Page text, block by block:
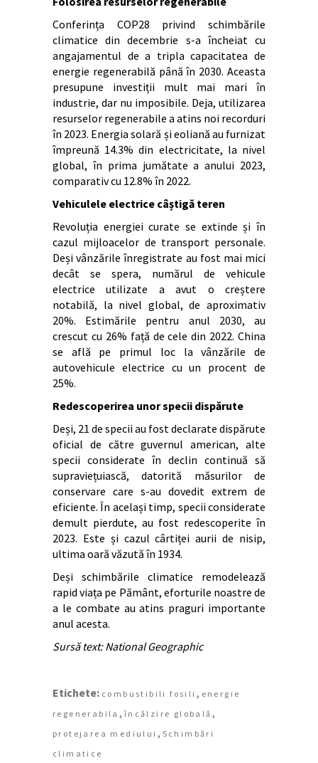
Conferința COP28 privind schimbările
climatice din decembrie s-a încheiat cu
angajamentul de a tripla capacitatea de
energie regenerabilă până în 2030. Aceasta
presupune investiții mult mai mari în
industrie, dar nu imposibile. Deja, utilizarea
resurselor regenerabile a atins noi recorduri
în 2023. Energia solară și eoliană au furnizat
împreună 14.3% din electricitate, la nivel
global, în prima jumătate a anului 2023,
comparativ cu 12.8% în 2022.
Vehiculele electrice câștigă teren
Revoluția energiei curate se extinde și în
cazul mijloacelor de transport personale.
Deși vânzările înregistrate au fost mai mici
decât se spera, numărul de vehicule
electrice utilizate a avut o creștere
notabilă, la nivel global, de aproximativ
20%. Estimările pentru anul 2030, au
crescut cu 26% față de cele din 2022. China
se află pe primul loc la vânzările de
autovehicule electrice cu un procent de
25%.
Redescoperirea unor specii dispărute
Deși, 21 de specii au fost declarate dispărute
oficial de către guvernul american, alte
specii considerate în declin continuă să
supraviețuiască, datorită măsurilor de
conservare care s-au dovedit extrem de
eficiente. În același timp, specii considerate
demult pierdute, au fost redescoperite în
2023. Este și cazul cârtiței aurii de nisip,
ultima oară văzută în 1934.
Deși schimbările climatice remodelează
rapid viața pe Pământ, eforturile noastre de
a le combate au atins praguri importante
anul acesta.
Sursă text: National Geographic
Etichete: combustibili fosili , energie
regenerabila ,încălzire globală ,
protejarea mediului , Schimbări
climatice